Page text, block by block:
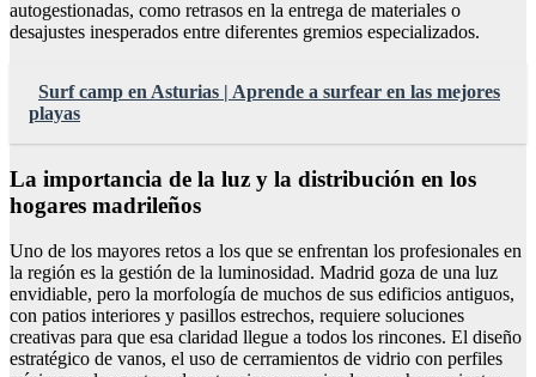
autogestionadas, como retrasos en la entrega de materiales o
desajustes inesperados entre diferentes gremios especializados.
Surf camp en Asturias | Aprende a surfear en las mejores
playas
La importancia de la luz y la distribución en los
hogares madrileños
Uno de los mayores retos a los que se enfrentan los profesionales en
la región es la gestión de la luminosidad. Madrid goza de una luz
envidiable, pero la morfología de muchos de sus edificios antiguos,
con patios interiores y pasillos estrechos, requiere soluciones
creativas para que esa claridad llegue a todos los rincones. El diseño
estratégico de vanos, el uso de cerramientos de vidrio con perfiles